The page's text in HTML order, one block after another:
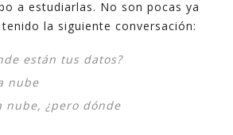
a estudiarlas. No son pocas ya
la siguiente conversación:
están tus datos?
nube
nube, ¿pero dónde